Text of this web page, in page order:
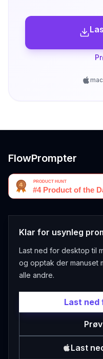
FlowPrompter
Klar for usynleg
Last ned for desktop til
og opptak der manuset
alle andre.
Last ned
Last